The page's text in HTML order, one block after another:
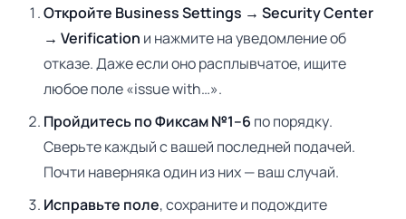
Откройте Business Settings → Security Center
→ Verification и нажмите на уведомление об
отказе. Даже если оно расплывчатое, ищите
любое поле «issue with…».
Пройдитесь по Фиксам №1–6 по порядку.
Сверьте каждый с вашей последней подачей.
Почти наверняка один из них — ваш случай.
Исправьте поле, сохраните и подождите